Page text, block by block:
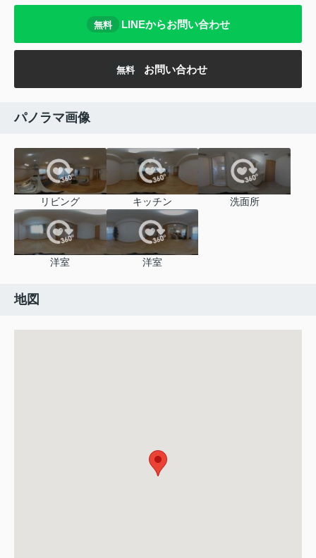
無料 LINEからお問い合わせ
無料 お問い合わせ
パノラマ画像
リビング キッチン 洗面所
洋室 洋室
地図